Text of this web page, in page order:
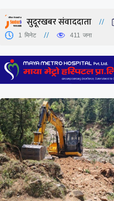
सुदूरखबर संवाददाता
1 मिनेट 411 जना